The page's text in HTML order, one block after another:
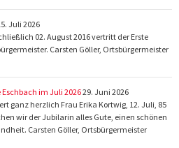
Juli 2026
02. August 2016 vertritt der Erste
Carsten Göller, Ortsbürgermeister
im Juli 202629. Juni 2026
ganz herzlich Frau Erika Kortwig, 12. Juli, 85
wir der Jubilarin alles Gute, einen schönen
Carsten Göller, Ortsbürgermeister